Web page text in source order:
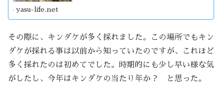
yasu-life.net
その際に、キンダケが多く採れました。この場所でもキン
ダケが採れる事は以前から知っていたのですが、これほど
多く採れたのは初めてでした。時期的にも少し早い様な気
がしたし、今年はキンダケの当たり年か？ と思った。